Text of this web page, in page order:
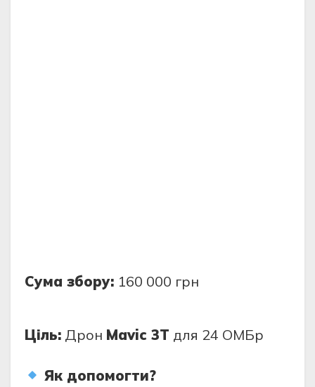
Сума збору: 160 000 грн
Ціль: Дрон Mavic 3T для 24 ОМБр
Як допомогти?